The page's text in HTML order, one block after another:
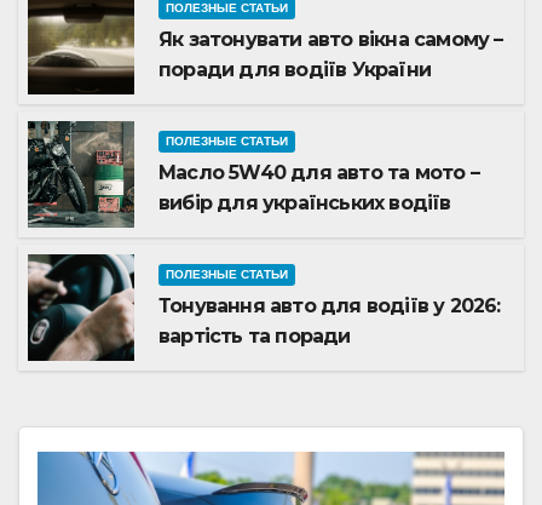
ПОЛЕЗНЫЕ СТАТЬИ
Як затонувати авто вікна самому –
поради для водіїв України
ПОЛЕЗНЫЕ СТАТЬИ
Масло 5W40 для авто та мото –
вибір для українських водіїв
ПОЛЕЗНЫЕ СТАТЬИ
Тонування авто для водіїв у 2026:
вартість та поради